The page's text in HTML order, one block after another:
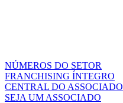
NÚMEROS DO SETOR
FRANCHISING ÍNTEGRO
CENTRAL DO ASSOCIADO
SEJA UM ASSOCIADO